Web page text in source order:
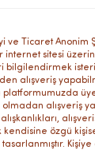
ve Ticaret Anonim
internet sitesi
alışveriş
platformumuzda
olmadan alışveriş
özgü